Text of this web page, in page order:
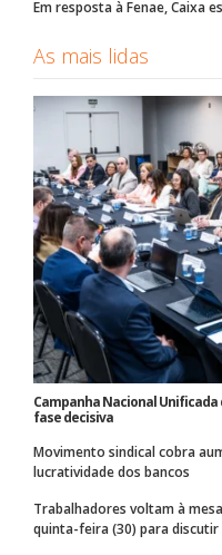
Em resposta à Fenae, Caixa
As mais lidas
Campanha Nacional
fase decisiva
Movimento sindical cobra
lucratividade dos bancos
Trabalhadores voltam à
quinta-feira (30) para discutir